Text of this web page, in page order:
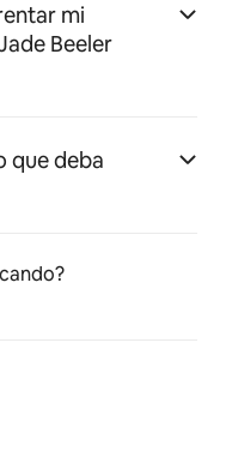
mi
Beeler
que deba